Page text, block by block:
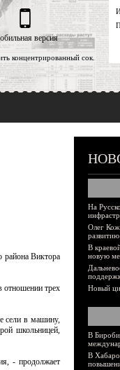
концентрированный сок.
версия
района Виктора
отношении трех
сели в машину,
школьницей,
- продолжает
На
Олег
В
новую
Новый
В
В